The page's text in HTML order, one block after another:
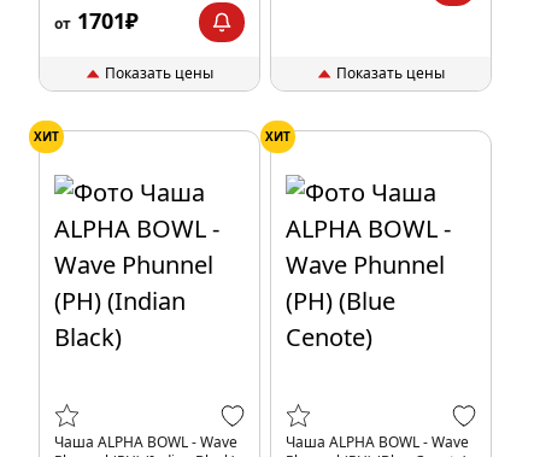
от 1701₽
Показать цены Показать цены
ХИТ
Чаша ALPHA BOWL - Wave
ХИТ
Чаша ALPHA BOWL - Wave